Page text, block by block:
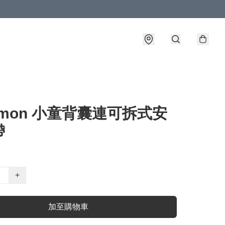
小童背囊連可拆式安
+
加至購物車